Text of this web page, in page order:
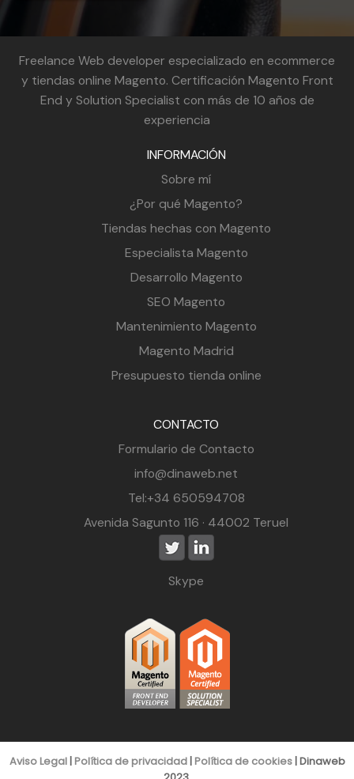
Freelance Web developer especializado en ecommerce
y tiendas online Magento. Certificación Magento Front
End y Solution Specialist con más de 10 años de
experiencia
INFORMACIÓN
Sobre mí
¿Por qué Magento?
Tiendas hechas con Magento
Especialista Magento
Desarrollo Magento
SEO Magento
Mantenimiento Magento
Magento Madrid
Presupuesto tienda online
CONTACTO
Formulario de Contacto
info@dinaweb.net
Tel:+34 650594708
Avenida Sagunto 116 · 44002 Teruel
Skype
Aviso Legal| Política de privacidad| Política de cookies| Dinaweb